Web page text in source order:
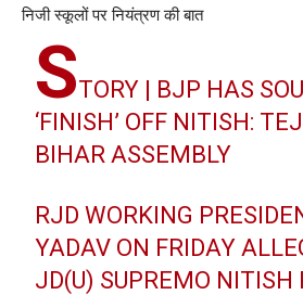
निजी स्कूलों पर नियंत्रण की बात
STORY | BJP HAS
‘FINISH’ OFF NITISH:
BIHAR ASSEMBLY
RJD WORKING
YADAV ON FRIDAY
JD(U) SUPREMO NITISH